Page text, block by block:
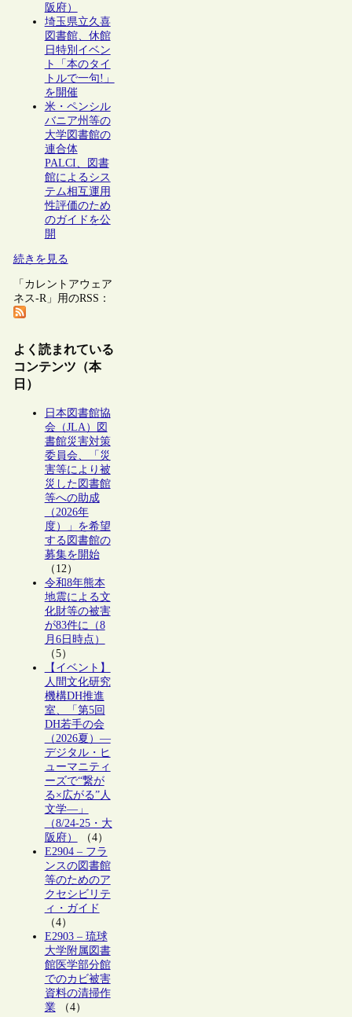
阪府）
埼玉県立久喜
図書館、休館
日特別イベン
ト「本のタイ
トルで一句!」
を開催
米・ペンシル
バニア州等の
大学図書館の
連合体
PALCI、図書
館によるシス
テム相互運用
性評価のため
のガイドを公
開
続きを見る
「カレントアウェア
ネス-R」用のRSS：
よく読まれている
コンテンツ（本
日）
日本図書館協
会（JLA）図
書館災害対策
委員会、「災
害等により被
災した図書館
等への助成
（2026年
度）」を希望
する図書館の
募集を開始
（12）
令和8年熊本
地震による文
化財等の被害
が83件に（8
月6日時点）
（5）
【イベント】
人間文化研究
機構DH推進
室、「第5回
DH若手の会
（2026夏）―
デジタル・ヒ
ューマニティ
ーズで“繋が
る×広がる”人
文学―」
（8/24-25・大
阪府）
（4）
E2904 – フラ
ンスの図書館
等のためのア
クセシビリテ
ィ・ガイド
（4）
E2903 – 琉球
大学附属図書
館医学部分館
でのカビ被害
資料の清掃作
業（4）